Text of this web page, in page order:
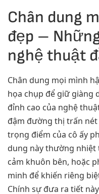
Chân dung
đẹp –
nghệ thuật
Chân dung mọi mình
họa chụp để giữ giàng
đỉnh cao của nghệ
đậm đường thị trấn
trọng điểm của cô ấy
dung này thường nhiệt
cảm khuôn bên, hoặc
minh để khiến riêng
Chính sự đưa ra tiết